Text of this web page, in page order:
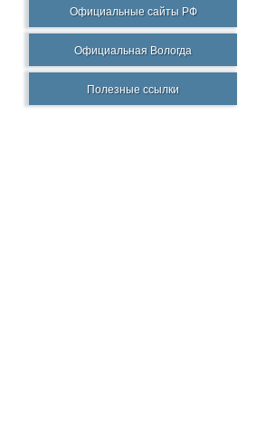
Официальные сайты РФ
Официальная Вологда
Полезные ссылки